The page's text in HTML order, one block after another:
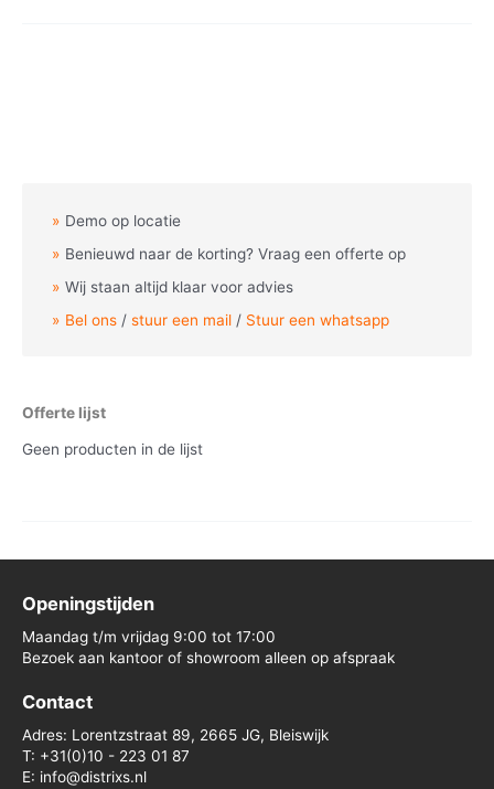
Demo op locatie
Benieuwd naar de korting? Vraag een offerte op
Wij staan altijd klaar voor advies
Bel ons /stuur een mail / Stuur een whatsapp
Offerte lijst
Geen producten in de lijst
Openingstijden
Maandag t/m vrijdag 9:00 tot 17:00
Bezoek aan kantoor of showroom alleen op afspraak
Contact
Adres: Lorentzstraat 89, 2665 JG, Bleiswijk
T: +31(0)10 - 223 01 87
E: info@distrixs.nl